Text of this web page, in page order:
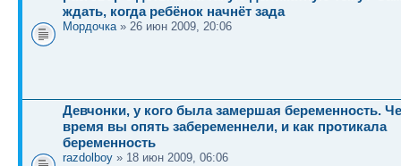
ждать, когда ребёнок начнёт зада
Мордочка» 26 июн 2009, 20:06
Девчонки, у кого была замершая беременность.
время вы опять забеременнели, и как протикала
беременность
razdolboy » 18 июн 2009, 06:06